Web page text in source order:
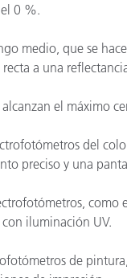
0 %.
medio, que se
a una
el máximo
del
preciso y una
como
iluminación UV.
de